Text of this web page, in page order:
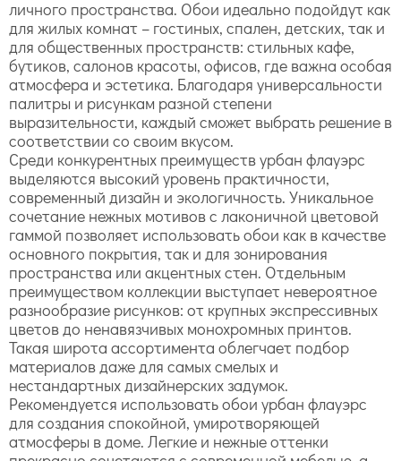
личного пространства. Обои идеально подойдут как
для жилых комнат – гостиных, спален, детских, так и
для общественных пространств: стильных кафе,
бутиков, салонов красоты, офисов, где важна особая
атмосфера и эстетика. Благодаря универсальности
палитры и рисункам разной степени
выразительности, каждый сможет выбрать решение в
соответствии со своим вкусом.
Среди конкурентных преимуществ урбан флауэрс
выделяются высокий уровень практичности,
современный дизайн и экологичность. Уникальное
сочетание нежных мотивов с лаконичной цветовой
гаммой позволяет использовать обои как в качестве
основного покрытия, так и для зонирования
пространства или акцентных стен. Отдельным
преимуществом коллекции выступает невероятное
разнообразие рисунков: от крупных экспрессивных
цветов до ненавязчивых монохромных принтов.
Такая широта ассортимента облегчает подбор
материалов даже для самых смелых и
нестандартных дизайнерских задумок.
Рекомендуется использовать обои урбан флауэрс
для создания спокойной, умиротворяющей
атмосферы в доме. Легкие и нежные оттенки